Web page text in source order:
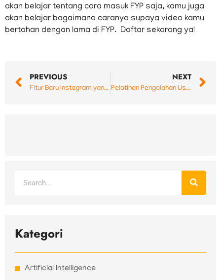
akan belajar tentang cara masuk FYP saja, kamu juga
akan belajar bagaimana caranya supaya video kamu
bertahan dengan lama di FYP. Daftar sekarang ya!
PREVIOUS
Fitur Baru Instagram yang Harus Kamu Tahu
NEXT
Pelatihan Pengolahan Usaha, Penjualan Produk PKL, dan Pedagang Pasar Daring oleh Argia Academy
Kategori
Artificial Intelligence